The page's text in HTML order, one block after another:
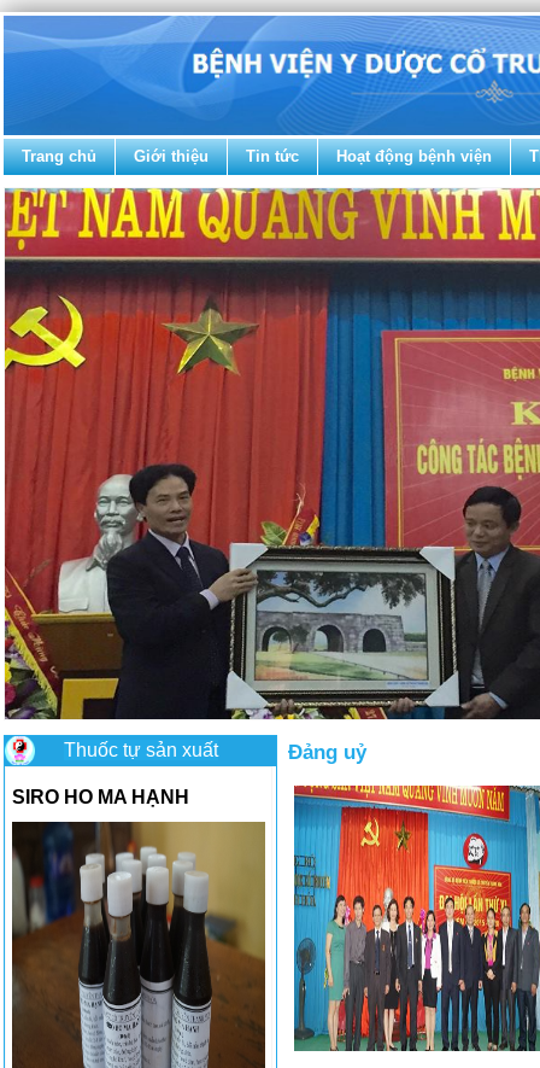
Trang chủ Giới thiệu Tin tức Hoạt động bệnh viện
Thuốc tự sản xuất
SIRO HO MA HẠNH
Đảng uỷ